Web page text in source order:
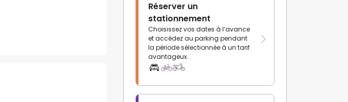
Réserver un
stationnement
Choisissez vos dates à l’avance
et accédez au parking pendant
la période sélectionnée à un tarif
avantageux.